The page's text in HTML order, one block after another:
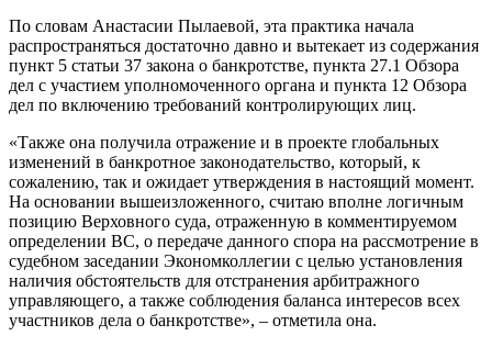
По словам Анастасии Пылаевой, эта практика начала
распространяться достаточно давно и вытекает из содержания
пункт 5 статьи 37 закона о банкротстве, пункта 27.1 Обзора
дел с участием уполномоченного органа и пункта 12 Обзора
дел по включению требований контролирующих лиц.
«Также она получила отражение и в проекте глобальных
изменений в банкротное законодательство, который, к
сожалению, так и ожидает утверждения в настоящий момент.
На основании вышеизложенного, считаю вполне логичным
позицию Верховного суда, отраженную в комментируемом
определении ВС, о передаче данного спора на рассмотрение в
судебном заседании Экономколлегии с целью установления
наличия обстоятельств для отстранения арбитражного
управляющего, а также соблюдения баланса интересов всех
участников дела о банкротстве», – отметила она.